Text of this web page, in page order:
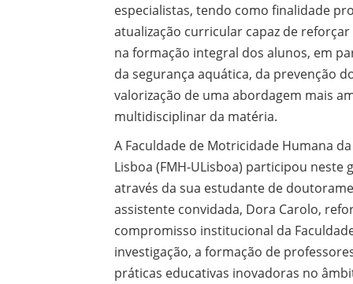
especialistas, tendo como finalidade
atualização curricular capaz de
na formação integral dos alunos, em
da segurança aquática, da prevenção
valorização de uma abordagem mais
multidisciplinar da matéria.
A Faculdade de Motricidade Humana
Lisboa (FMH-ULisboa) participou neste
através da sua estudante de
assistente convidada, Dora Carolo,
compromisso institucional da
investigação, a formação de
práticas educativas inovadoras no